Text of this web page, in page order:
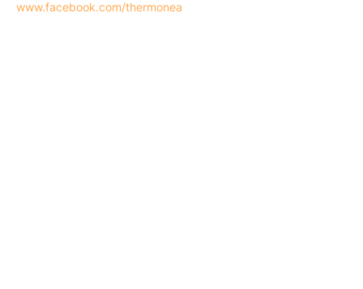
www.facebook.com/thermonea